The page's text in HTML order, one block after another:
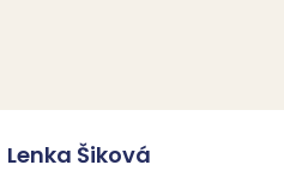
Lenka Šiková